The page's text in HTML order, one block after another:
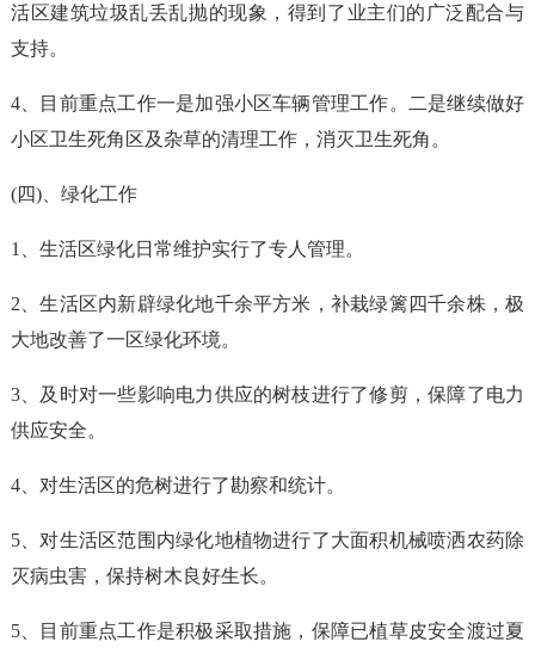
活区建筑垃圾乱丢乱抛的现象，得到了业主们的广泛配合与
支持。
4、目前重点工作一是加强小区车辆管理工作。二是继续做好
小区卫生死角区及杂草的清理工作，消灭卫生死角。
(四)、绿化工作
1、生活区绿化日常维护实行了专人管理。
2、生活区内新辟绿化地千余平方米，补栽绿篱四千余株，极
大地改善了一区绿化环境。
3、及时对一些影响电力供应的树枝进行了修剪，保障了电力
供应安全。
4、对生活区的危树进行了勘察和统计。
5、对生活区范围内绿化地植物进行了大面积机械喷洒农药除
灭病虫害，保持树木良好生长。
5、目前重点工作是积极采取措施，保障已植草皮安全渡过夏